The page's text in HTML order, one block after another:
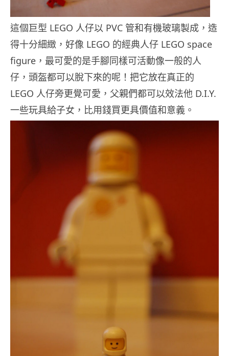
這個巨型 LEGO 人仔以 PVC 管和有機玻璃製成，造
得十分細緻，好像 LEGO 的經典人仔 LEGO space
figure，最可愛的是手腳同樣可活動像一般的人
仔，頭盔都可以脫下來的呢！把它放在真正的
LEGO 人仔旁更覺可愛，父親們都可以效法他 D.I.Y.
一些玩具給子女，比用錢買更具價值和意義。